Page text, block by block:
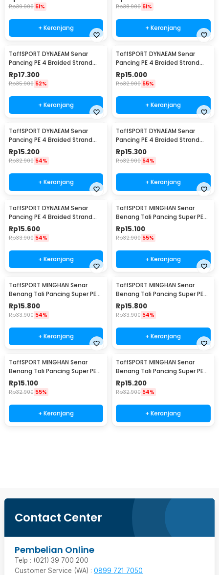
Rp39.900 51%
+ Keranjang
Rp38.900 51%
+ Keranjang
TaffSPORT DYNAEAM Senar
Pancing PE 4 Braided Strand
Fishing Line 100M 0.2 - FM10
Rp17.300
Rp35.900 52%
+ Keranjang
TaffSPORT DYNAEAM Senar
Pancing PE 4 Braided Strand
Fishing Line 100M 0.6 - FM10
Rp15.000
Rp32.900 55%
+ Keranjang
TaffSPORT DYNAEAM Senar
Pancing PE 4 Braided Strand
Fishing Line 100M 0.4 - FM10
Rp15.200
Rp32.900 54%
+ Keranjang
TaffSPORT DYNAEAM Senar
Pancing PE 4 Braided Strand
Fishing Line 100M 0.8 - FM10
Rp15.300
Rp32.900 54%
+ Keranjang
TaffSPORT DYNAEAM Senar
Pancing PE 4 Braided Strand
Fishing Line 100M 1.0 - FM10
Rp15.600
Rp33.900 54%
+ Keranjang
TaffSPORT MINGHAN Senar
Benang Tali Pancing Super PE
Braided Line 100M 0.4 - X4
Rp15.100
Rp32.900 55%
+ Keranjang
TaffSPORT MINGHAN Senar
Benang Tali Pancing Super PE
Braided Line 100M 0.8 - X4
Rp15.800
Rp33.900 54%
+ Keranjang
TaffSPORT MINGHAN Senar
Benang Tali Pancing Super PE
Braided Line 100M 1.0 - X4
Rp15.800
Rp33.900 54%
+ Keranjang
TaffSPORT MINGHAN Senar
Benang Tali Pancing Super PE
Braided Line 100M 2.0 - X4
Rp15.100
Rp32.900 55%
+ Keranjang
TaffSPORT MINGHAN Senar
Benang Tali Pancing Super PE
Braided Line 100M 3.0 - X4
Rp15.200
Rp32.900 54%
+ Keranjang
Contact Center
Pembelian Online
Telp : (021) 39 700 200
Customer Service (WA) : 0899 721 7050